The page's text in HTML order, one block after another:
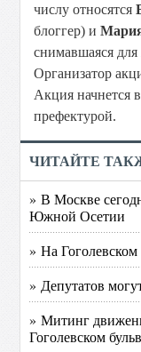
числу относятся
блоггер) и
снимавшаяся
Организатор
Акция начнется
префектурой.
ЧИТАЙТЕ
» В Москве
Южной Осетии
» На
» Депутатов
» Митинг
Гоголевском